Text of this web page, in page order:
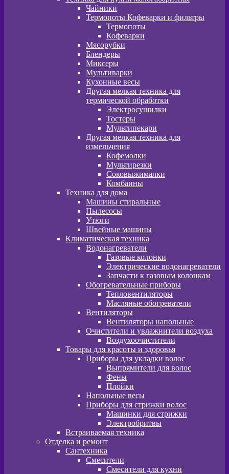
Чайники
Термопоты Кофеварки и фильтры
Термопоты
Кофеварки
Мясорубки
Блендеры
Миксеры
Мультиварки
Кухонные весы
Другая мелкая техника для
термической обработки
Электросушилки
Тостеры
Мультипекари
Другая мелкая техника для
измельчения
Кофемолки
Мультирезки
Соковыжималки
Комбаины
Техника для дома
Машины стиральные
Пылесосы
Утюги
Швейные машины
Климатическая техника
Водонагреватели
Газовые колонки
Электрические водонагреватели
Запчасти к газовым колонкам
Обогревательные приборы
Тепловентиляторы
Масляные обогреватели
Вентиляторы
Вентиляторы напольные
Очистители и увлажнители воздуха
Воздухоочистители
Товары для красоты и здоровья
Приборы для укладки волос
Выпрямители для волос
Фены
Плойки
Напольные весы
Приборы для стрижки волос
Машинки для стрижки
Электробритвы
Встраиваемая техника
Отделка и ремонт
Сантехника
Смесители
Смесители для кухни